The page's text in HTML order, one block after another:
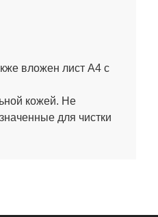
вложен лист А4 с
кожей. Не
для чистки